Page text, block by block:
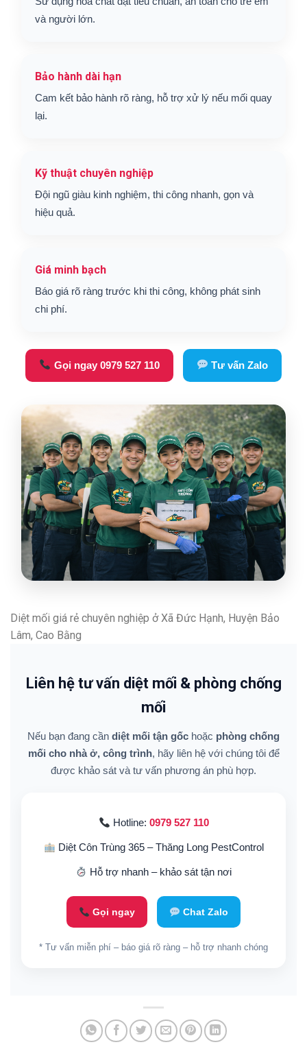
và người lớn.
Bảo hành dài hạn
Cam kết bảo hành rõ ràng, hỗ trợ xử lý nếu mối quay
lại.
Kỹ thuật chuyên nghiệp
Đội ngũ giàu kinh nghiệm, thi công nhanh, gọn và
hiệu quả.
Giá minh bạch
Báo giá rõ ràng trước khi thi công, không phát sinh
chi phí.
Gọi ngay 0979 527 110 Tư vấn Zalo
Diệt mối giá rẻ chuyên nghiệp ở Xã Đức Hạnh, Huyện Bảo
Lâm, Cao Bằng
Liên hệ tư vấn diệt mối & phòng chống
mối
Nếu bạn đang cần diệt mối tận gốc hoặc phòng chống
mối cho nhà ở, công trình, hãy liên hệ với chúng tôi để
được khảo sát và tư vấn phương án phù hợp.
Hotline: 0979 527 110
Diệt Côn Trùng 365 – Thăng Long PestControl
Hỗ trợ nhanh – khảo sát tận nơi
Gọi ngay Chat Zalo
* Tư vấn miễn phí – báo giá rõ ràng – hỗ trợ nhanh chóng